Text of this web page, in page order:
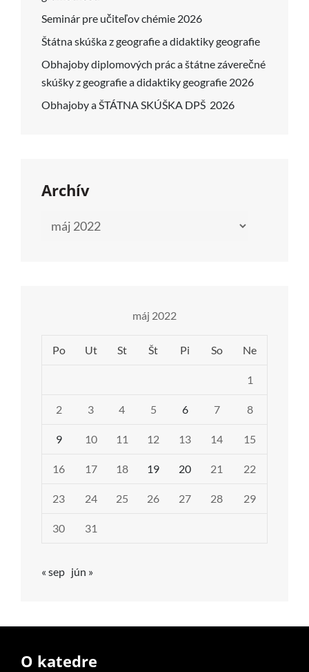
Seminár pre učiteľov chémie 2026
Štátna skúška z geografie a didaktiky geografie
Obhajoby diplomových prác a štátne záverečné
skúšky z geografie a didaktiky geografie 2026
Obhajoby a ŠTÁTNA SKÚŠKA DPŠ 2026
Archív
Archív
máj 2022
Po Ut St Št Pi So Ne
1
2 3 4 5 6 7 8
9 10 11 12 13 14 15
16 17 18 19 20 21 22
23 24 25 26 27 28 29
30 31
« sep jún »
O katedre